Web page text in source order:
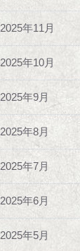
2025年11月
2025年10月
2025年9月
2025年8月
2025年7月
2025年6月
2025年5月